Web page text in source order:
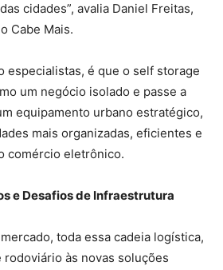
cidades”, avalia Daniel Freitas,
Cabe Mais.
especialistas, é que o self storage
um negócio isolado e passe a
equipamento urbano estratégico,
mais organizadas, eficientes e
comércio eletrônico.
e Desafios de Infraestrutura
toda essa cadeia logística,
às novas soluções